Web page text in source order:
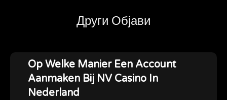
Други Објави
Op Welke Manier Een Account
Aanmaken Bij NV Casino In
Nederland